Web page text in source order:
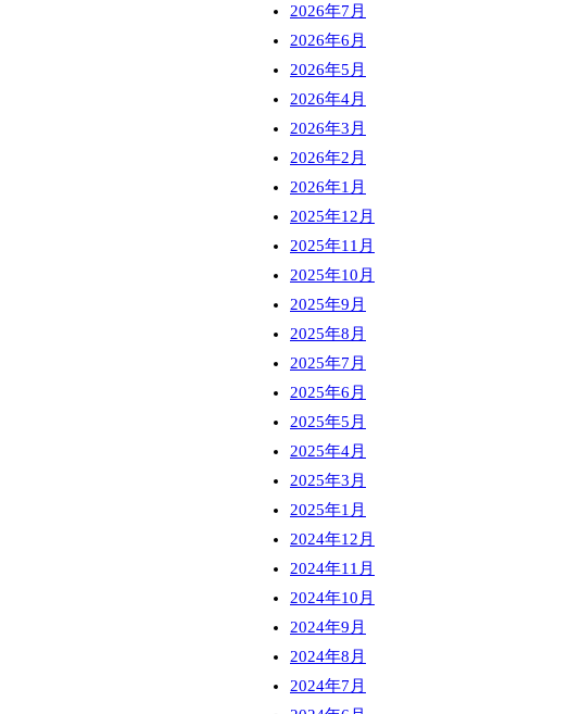
2026年7月
2026年6月
2026年5月
2026年4月
2026年3月
2026年2月
2026年1月
2025年12月
2025年11月
2025年10月
2025年9月
2025年8月
2025年7月
2025年6月
2025年5月
2025年4月
2025年3月
2025年1月
2024年12月
2024年11月
2024年10月
2024年9月
2024年8月
2024年7月